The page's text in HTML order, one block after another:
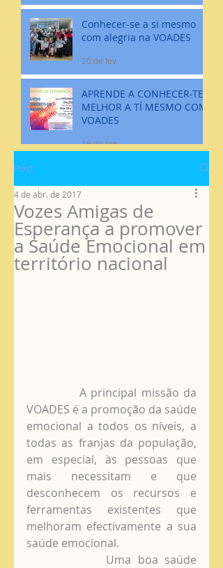
Conhecer-se a si mesmo
com alegria na VOADES
20 de fev.
APRENDE A CONHECER-TE
MELHOR A TÍ MESMO COM
VOADES
16 de jan.
Post
Vozes Amigas de
Esperança a promover
a Saúde Emocional em
território nacional
4 de abr. de 2017
VOADES é a promoção da saúde
emocional a todos os níveis, a
todas as franjas da população,
em especial, às pessoas que
mais necessitam e que
desconhecem os recursos e
ferramentas existentes que
melhoram efectivamente a sua
saúde emocional.